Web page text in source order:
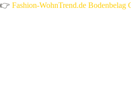
👉 Fashion-WohnTrend.de Bodenbelag